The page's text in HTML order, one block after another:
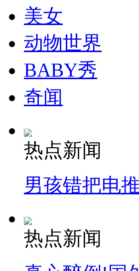
美女
动物世界
BABY秀
奇闻
热点新闻
男孩错把电
热点新闻